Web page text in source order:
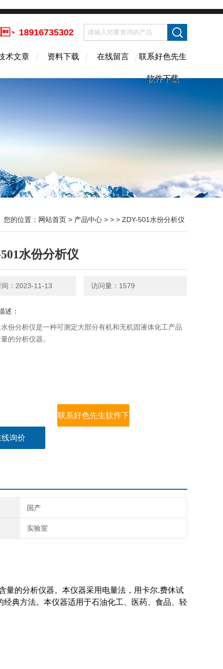
、18916735302
术文章 资料下载 在线留言 联系好色先生
软件下载
您的位置： 网站首页 > 产品中心 > > > ZDY-501水份分析仪
水份分析仪
：2023-11-13 访问量：1579
：
份分析仪是一种可测定大部分有机和无机固液体化工产品
分析仪器。
询价
联系好色先生软件下
国产
实验室
分析仪器。本仪器采用电量法，用卡尔.费休试
。本仪器适用于石油化工、医药、食品、轻